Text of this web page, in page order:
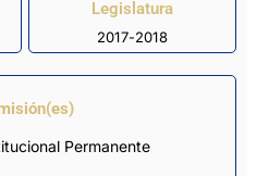
Legislatura
2017-2018
Permanente